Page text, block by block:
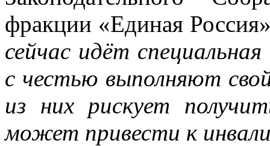
фракции «Единая
сейчас идёт
с честью выполняют
из них рискует
может привести к